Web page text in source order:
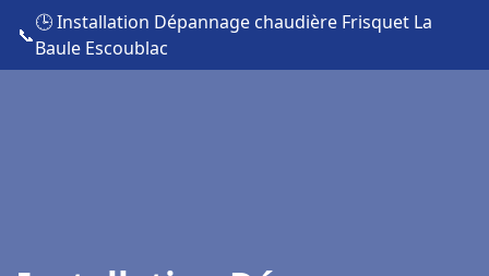
📞
🕒 Installation Dépannage chaudière Frisquet La
Baule Escoublac